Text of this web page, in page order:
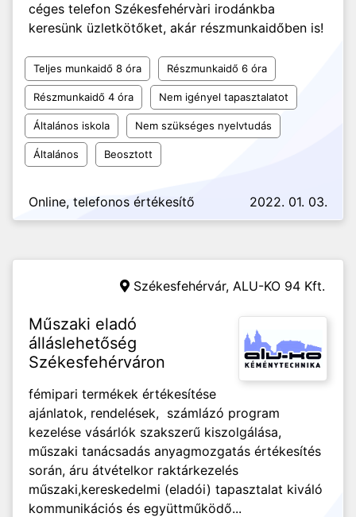
céges telefon Székesfehérvàri irodánkba
keresünk üzletkötőket, akár részmunkaidőben is!
Teljes munkaidő 8 óra Részmunkaidő 6 óra
Részmunkaidő 4 óra Nem igényel tapasztalatot
Általános iskola Nem szükséges nyelvtudás
Általános Beosztott
Online, telefonos értékesítő 2022. 01. 03.
Székesfehérvár, ALU-KO 94 Kft.
Műszaki eladó
álláslehetőség
Székesfehérváron
fémipari termékek értékesítése
ajánlatok, rendelések, számlázó program
kezelése vásárlók szakszerű kiszolgálása,
műszaki tanácsadás anyagmozgatás értékesítés
során, áru átvételkor raktárkezelés
műszaki,kereskedelmi (eladói) tapasztalat kiváló
kommunikációs és együttműködő...